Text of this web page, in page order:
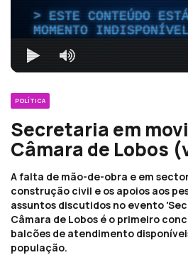
ESTE CONTEÚDO
MOMENTO
POLÍTICA
Secretaria em
Câmara de Lobos
A falta de mão-de-obra e em
construção civil e os apoios aos
assuntos discutidos no evento
Câmara de Lobos é o primeiro
balcões de atendimento
população.